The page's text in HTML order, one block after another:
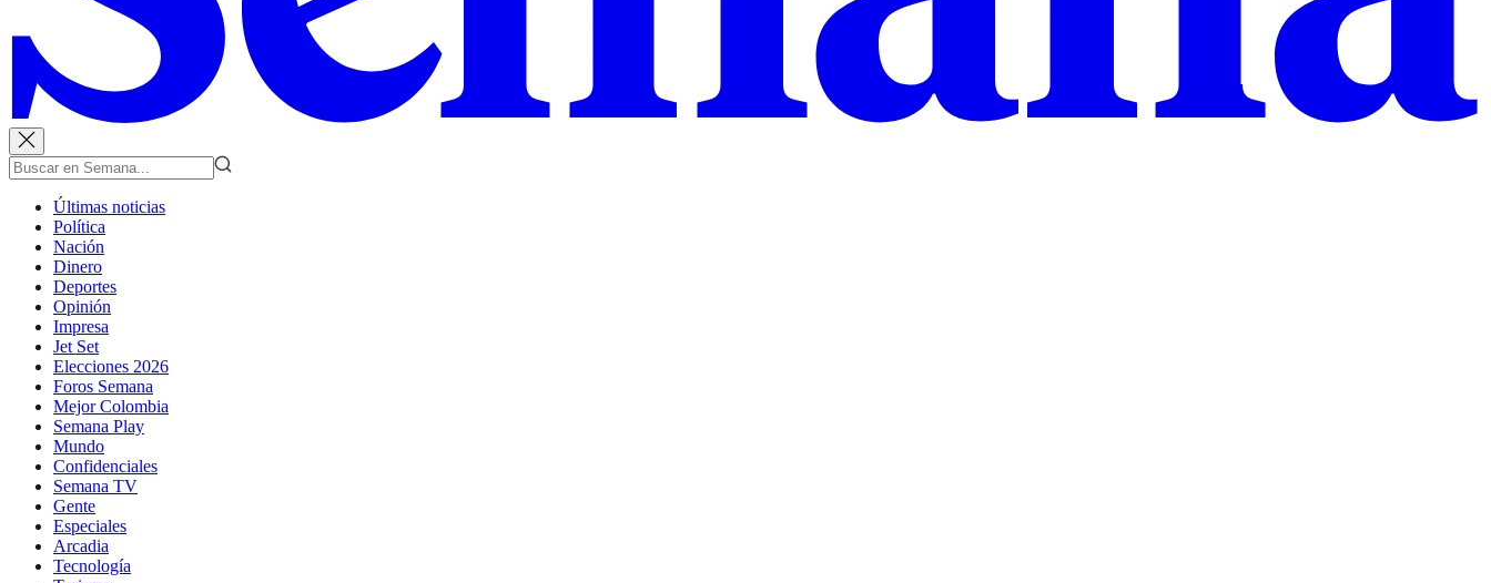
Últimas noticias
Política
Nación
Dinero
Deportes
Opinión
Impresa
Jet Set
Elecciones 2026
Foros Semana
Mejor Colombia
Semana Play
Mundo
Confidenciales
Semana TV
Gente
Especiales
Arcadia
Tecnología